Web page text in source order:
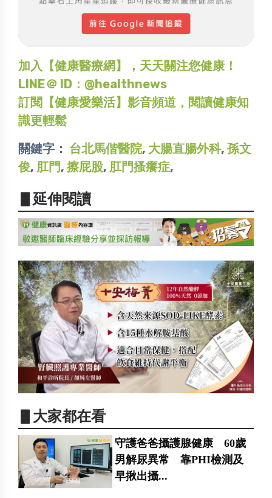
加入【健康醫療網】，天天關注您健康！
LINE＠ ID：@healthnews
訂閱【健康愛樂活】影音頻道，閱讀健康知
識更輕鬆
關鍵字： 台北馬偕醫院, 大腸直腸外科, 孫文
俊, 肛門, 擦屁股, 肛門搔癢症,
▋延伸閱讀
▋大家都在看
守護爸爸攝護腺健康 60歲
男解尿異常 靠PHI檢測及
早揪出攝...